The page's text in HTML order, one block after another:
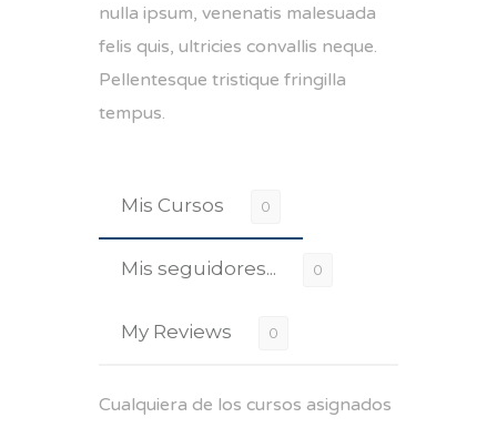
nulla ipsum, venenatis malesuada
felis quis, ultricies convallis neque.
Pellentesque tristique fringilla
tempus.
Mis Cursos 0
Mis seguidores... 0
My Reviews 0
Cualquiera de los cursos asignados